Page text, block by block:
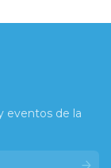
eventos de la